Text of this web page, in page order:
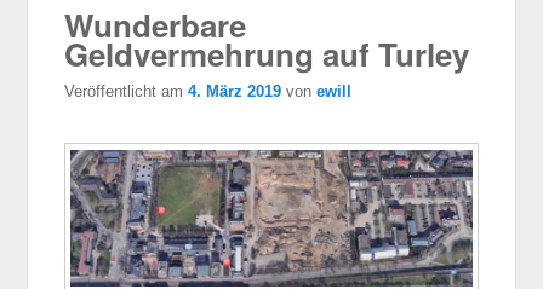
Wunderbare
Geldvermehrung auf Turley
Veröffentlicht am4. März 2019 vonewill